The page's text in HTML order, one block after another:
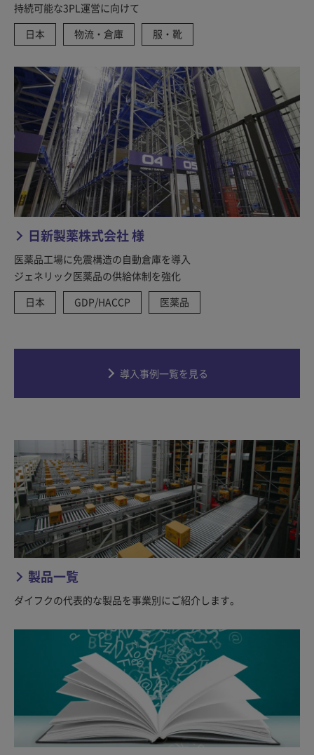
持続可能な3PL運営に向けて
日本
物流・倉庫 服・靴
日新製薬株式会社 様
医薬品工場に免震構造の自動倉庫を導入
ジェネリック医薬品の供給体制を強化
日本
GDP/HACCP 医薬品
導入事例一覧を見る
製品一覧
ダイフクの代表的な製品を事業別にご紹介します。